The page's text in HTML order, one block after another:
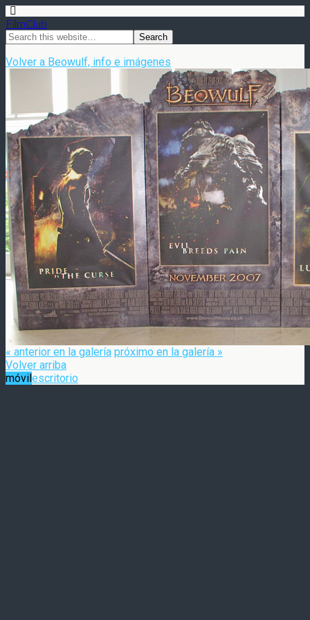
FilmClub
Volver a Beowulf, info e imágenes
« anterior en la galería próximo en la galería »
Volver arriba
móvilescritorio